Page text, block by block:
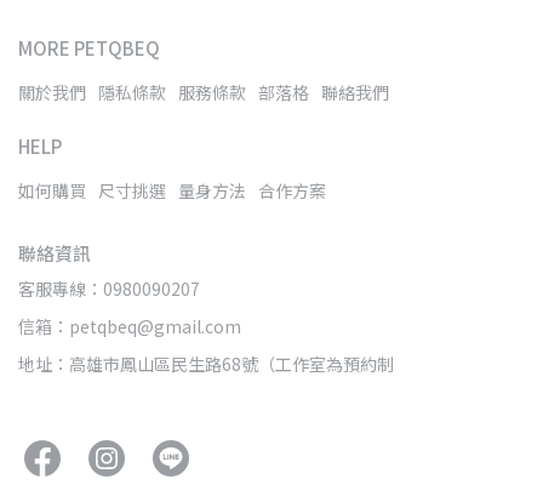
MORE PETQBEQ
關於我們 隱私條款 服務條款 部落格 聯絡我們
HELP
如何購買 尺寸挑選 量身方法 合作方案
聯絡資訊
客服專線：0980090207
信箱：petqbeq@gmail.com
地址：高雄市鳳山區民生路68號（工作室為預約制